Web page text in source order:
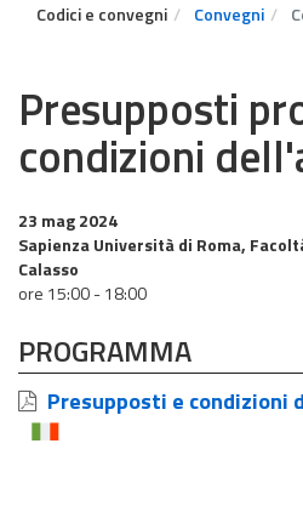
Codici e convegni Convegni
Presupposti
condizioni
23 mag 2024
Sapienza Università di Roma,
Calasso
ore 15:00 - 18:00
PROGRAMMA
Presupposti e condizioni